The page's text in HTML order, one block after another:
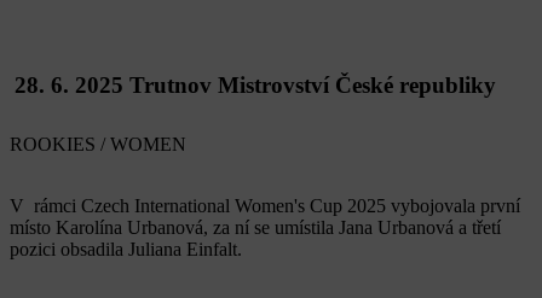
28. 6. 2025 Trutnov Mistrovství České republiky
ROOKIES / WOMEN
V rámci Czech International Women's Cup 2025 vybojovala první
místo Karolína Urbanová, za ní se umístila Jana Urbanová a třetí
pozici obsadila Juliana Einfalt.